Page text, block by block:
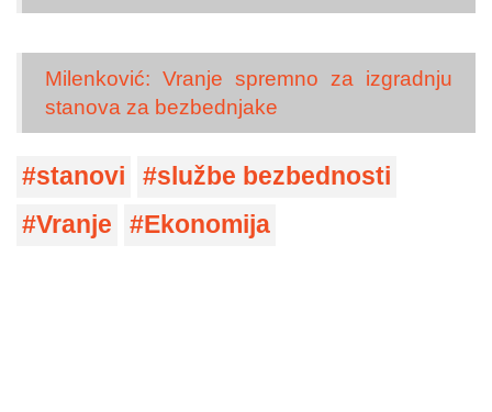
Milenković: Vranje spremno za izgradnju
stanova za bezbednjake
stanovi
službe bezbednosti
Vranje
Ekonomija